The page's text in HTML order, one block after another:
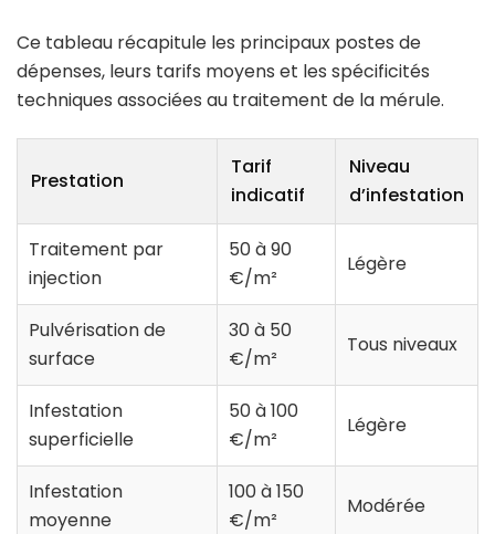
Ce tableau récapitule les principaux postes de
dépenses, leurs tarifs moyens et les spécificités
techniques associées au traitement de la mérule.
Prestation
Tarif
indicatif
Niveau
d’infestation
Traitement par
injection
50 à 90
€/m²
Légère
Pulvérisation de
surface
30 à 50
€/m²
Tous niveaux
Infestation
superficielle
50 à 100
€/m²
Légère
Infestation
moyenne
100 à 150
€/m²
Modérée